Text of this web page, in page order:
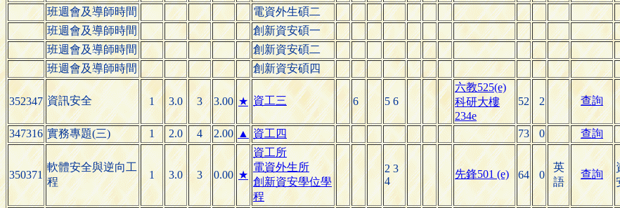
班週會及導師時間
電資外生碩二
班週會及導師時間
創新資安碩一
班週會及導師時間
創新資安碩二
班週會及導師時間
創新資安碩四
352347 資訊安全 1 3.0 3 3.00 ★ 資工三 6 5 6
六教525(e)
科研大樓
234e
52 2 查詢
347316 實務專題(三) 1 2.0 4 2.00 ▲ 資工四 73 0 查詢
350371
軟體安全與逆向工
程
1 3.0 3 0.00 ★
資工所
電資外生所
創新資安學位學
程
2 3
4
先鋒501 (e) 64 0
英
語
查詢